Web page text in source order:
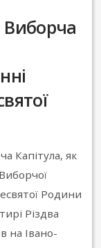
Виборча
Капітула, як
Родини
Різдва
на Івано-